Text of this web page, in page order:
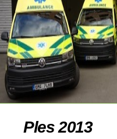
Ples 2013